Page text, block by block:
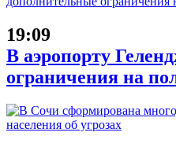
19:09
В аэропорту
ограничения на